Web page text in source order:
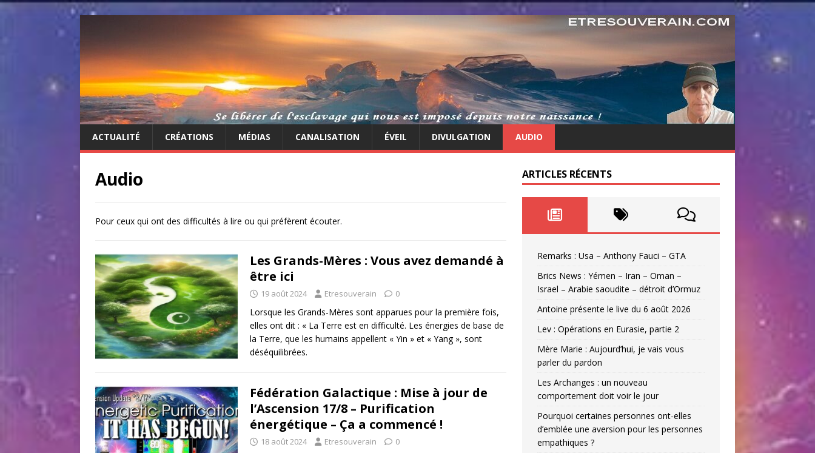
ACTUALITÉ CRÉATIONS MÉDIAS CANALISATION ÉVEIL DIVULGATION AUDIO
Audio
Pour ceux qui ont des difficultés à lire ou qui préfèrent écouter.
Les Grands-Mères : Vous avez demandé à
être ici
19 août 2024 Etresouverain 0
Lorsque les Grands-Mères sont apparues pour la première fois,
elles ont dit : « La Terre est en difficulté. Les énergies de base de
la Terre, que les humains appellent « Yin » et « Yang », sont
déséquilibrées.
Fédération Galactique : Mise à jour de
l’Ascension 17/8 – Purification
énergétique – Ça a commencé !
18 août 2024 Etresouverain 0
ARTICLES RÉCENTS
Remarks : Usa – Anthony Fauci – GTA
Brics News : Yémen – Iran – Oman –
Israel – Arabie saoudite – détroit d’Ormuz
Antoine présente le live du 6 août 2026
Lev : Opérations en Eurasie, partie 2
Mère Marie : Aujourd’hui, je vais vous
parler du pardon
Les Archanges : un nouveau
comportement doit voir le jour
Pourquoi certaines personnes ont-elles
d’emblée une aversion pour les personnes
empathiques ?